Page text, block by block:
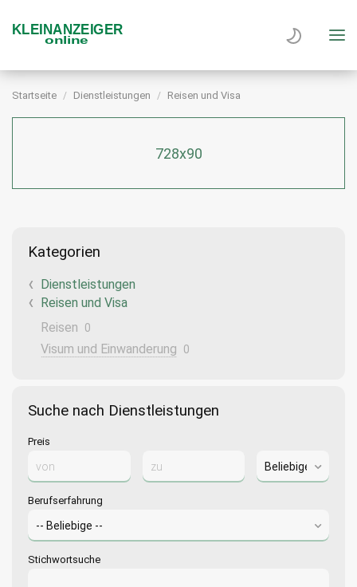
Startseite Dienstleistungen Reisen und Visa
728x90
Kategorien
Dienstleistungen
Reisen und Visa
Reisen
0
Visum und Einwanderung 0
Suche nach Dienstleistungen
Preis
Berufserfahrung
Stichwortsuche